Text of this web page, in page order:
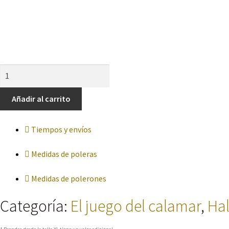
Máscara
de
Juego
Calamar”
Añadir al carrito
Tiempos y envíos
Medidas de poleras
Medidas de polerones
Categoría: El juego del calamar,